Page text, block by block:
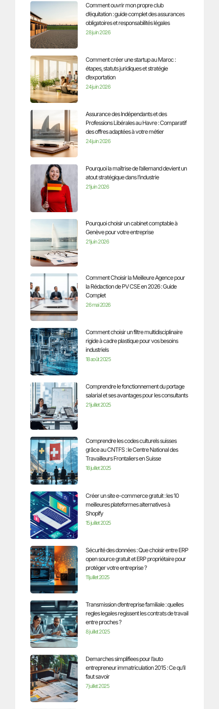
Comment ouvrir mon propre club
d’équitation : guide complet des assurances
obligatoires et responsabilités légales
28 juin 2026
Comment créer une startup au Maroc :
étapes, statuts juridiques et stratégie
d’exportation
24 juin 2026
Assurance des Indépendants et des
Professions Libérales au Havre : Comparatif
des offres adaptées à votre métier
24 juin 2026
Pourquoi la maîtrise de l’allemand devient un
atout stratégique dans l’industrie
21 juin 2026
Pourquoi choisir un cabinet comptable à
Genève pour votre entreprise
21 juin 2026
Comment Choisir la Meilleure Agence pour
la Rédaction de PV CSE en 2026 : Guide
Complet
26 mai 2026
Comment choisir un filtre multidisciplinaire
rigide à cadre plastique pour vos besoins
industriels
18 août 2025
Comprendre le fonctionnement du portage
salarial et ses avantages pour les consultants
21 juillet 2025
Comprendre les codes culturels suisses
grâce au CNTFS : le Centre National des
Travailleurs Frontaliers en Suisse
18 juillet 2025
Créer un site e-commerce gratuit : les 10
meilleures plateformes alternatives à
Shopify
15 juillet 2025
Sécurité des données : Que choisir entre ERP
open source gratuit et ERP propriétaire pour
protéger votre entreprise ?
11 juillet 2025
Transmission d’entreprise familiale : quelles
regles legales regissent les contrats de travail
entre proches ?
8 juillet 2025
Demarches simplifiees pour l’auto
entrepreneur immatriculation 2015 : Ce qu’il
faut savoir
7 juillet 2025